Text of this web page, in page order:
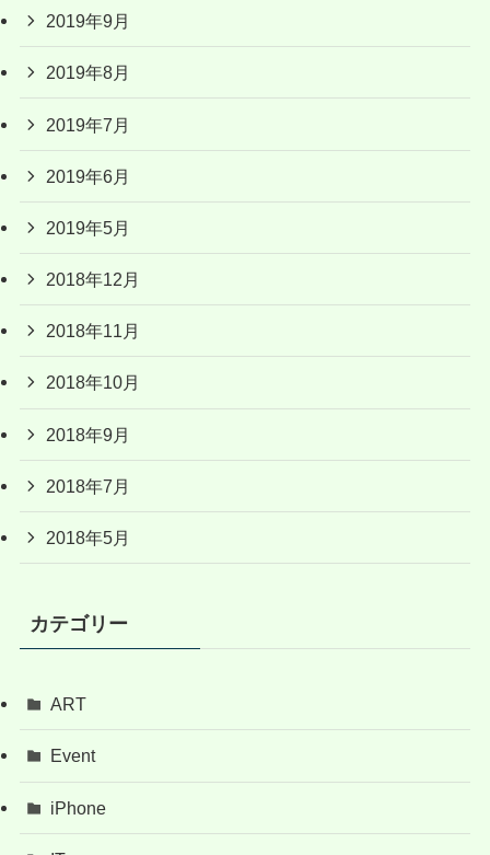
2019年9月
2019年8月
2019年7月
2019年6月
2019年5月
2018年12月
2018年11月
2018年10月
2018年9月
2018年7月
2018年5月
カテゴリー
ART
Event
iPhone